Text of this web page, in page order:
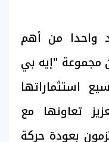
واحدا من أهم
مجموعة "إيه بي
استثماراتها
تعاونها مع
بعودة حركة